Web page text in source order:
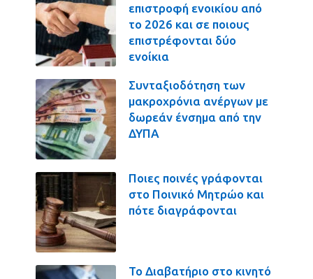
επιστροφή ενοικίου από
το 2026 και σε ποιους
επιστρέφονται δύο
ενοίκια
Συνταξιοδότηση των
μακροχρόνια ανέργων με
δωρεάν ένσημα από την
ΔΥΠΑ
Ποιες ποινές γράφονται
στο Ποινικό Μητρώο και
πότε διαγράφονται
Το Διαβατήριο στο κινητό